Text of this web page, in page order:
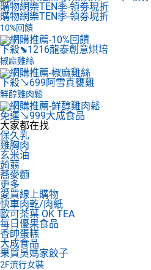
購物網樂TEN季-領劵現折
購物網樂TEN季-領劵現折
10%回饋
下殺⬊1216龍泰創意烘培
椒麻雞絲
下殺↘699阿雪真甕雞
鮮醇雞肉鬆
免運↘999大成食品
大家都在找
保久乳
雞胸肉
玄米油
蒟蒻
蕎麥麵
更多
愛買線上購物
快車肉乾/肉紙
歐可茶葉 OK TEA
每日優果食品
香帥蛋糕
大成食品
果貿吳媽家餃子
2F流行女裝